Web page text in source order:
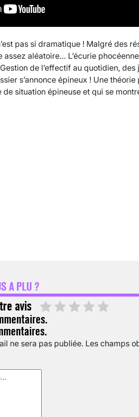
pas si dramatique ! Malgré des
aléatoire… L’écurie
de l’effectif au quotidien, des
s’annonce épineux ! Une
situation épineuse et qui se
A PLU ?
avis
ne sera pas publiée. Les champs